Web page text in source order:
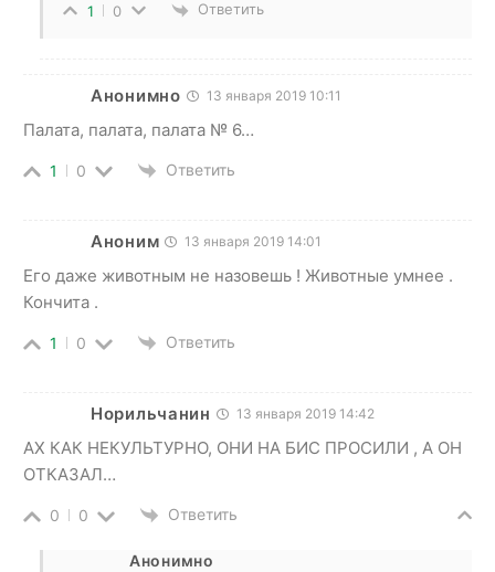
1 0 Ответить
Анонимно 13 января 2019 10:11
Палата, палата, палата № 6…
1 0 Ответить
Аноним 13 января 2019 14:01
Его даже животным не назовешь ! Животные умнее .
Кончита .
1 0 Ответить
Норильчанин 13 января 2019 14:42
АХ КАК НЕКУЛЬТУРНО, ОНИ НА БИС ПРОСИЛИ , А ОН
ОТКАЗАЛ…
0 0 Ответить
Анонимно